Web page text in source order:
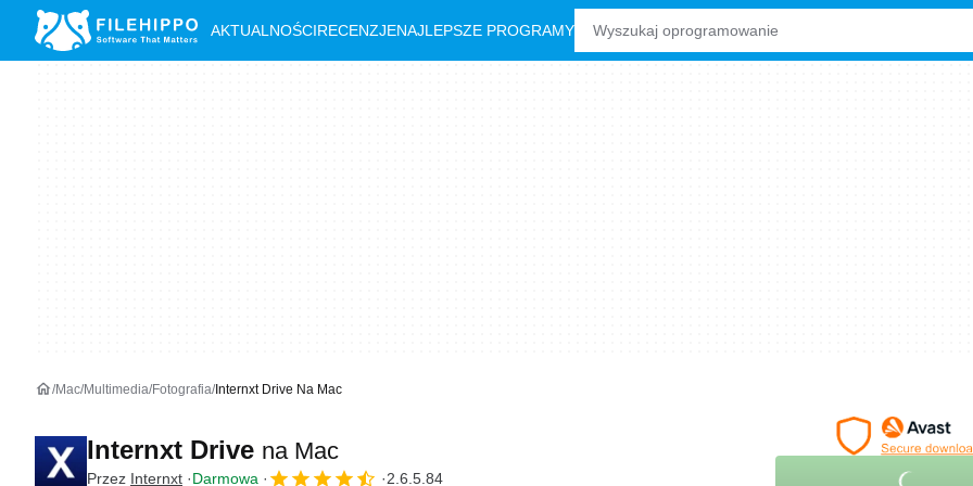
AKTUALNOŚCIRECENZJENAJLEPSZE PROGRAMY
Mac Multimedia Fotografia Internxt Drive Na Mac
Internxt Drive na Mac
Przez Internxt Darmowa 2.6.5.84